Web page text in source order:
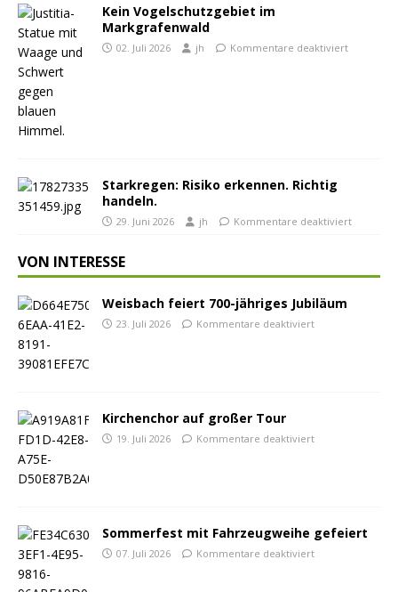
Kein Vogelschutzgebiet im
Markgrafenwald
02. Juli 2026 jh Kommentare deaktiviert
Starkregen: Risiko erkennen. Richtig
handeln.
29. Juni 2026 jh Kommentare deaktiviert
VON INTERESSE
Weisbach feiert 700-jähriges Jubiläum
23. Juli 2026 Kommentare deaktiviert
Kirchenchor auf großer Tour
19. Juli 2026 Kommentare deaktiviert
Sommerfest mit Fahrzeugweihe gefeiert
07. Juli 2026 Kommentare deaktiviert